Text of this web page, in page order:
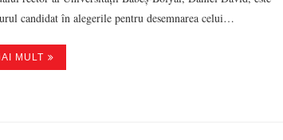
candidat în alegerile pentru desemnarea celui…
MULT